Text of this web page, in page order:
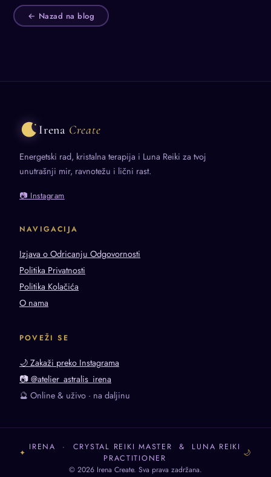
← Nazad na blog
Irena Create
Energetski rad, kristalna terapija i Luna Reiki za tvoj
unutrašnji mir, ravnotežu i lični rast.
📷 Instagram
NAVIGACIJA
Izjava o Odricanju Odgovornosti
Politika Privatnosti
Politika Kolačića
O nama
POVEŽI SE
🌙 Zakaži preko Instagrama
📷 @atelier_astralis_irena
🔮 Online & uživo · na daljinu
✦
IRENA · CRYSTAL REIKI MASTER & LUNA REIKI
PRACTITIONER
🌙
© 2026 Irena Create. Sva prava zadržana.